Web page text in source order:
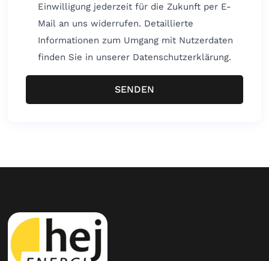
Einwilligung jederzeit für die Zukunft per E-
Mail an uns widerrufen. Detaillierte
Informationen zum Umgang mit Nutzerdaten
finden Sie in unserer Datenschutzerklärung.
SENDEN